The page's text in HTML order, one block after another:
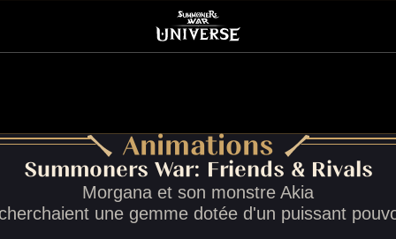
Animations
Summoners War: Friends & Rivals
Morgana et son monstre Akia
une gemme dotée d'un puissant